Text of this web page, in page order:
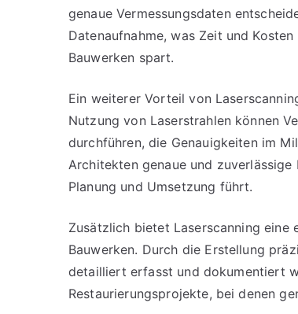
genaue Vermessungsdaten
Datenaufnahme, was Zeit und
Bauwerken spart.
Ein weiterer Vorteil von
Nutzung von Laserstrahlen können
durchführen, die Genauigkeiten im
Architekten genaue und
Planung und Umsetzung führt.
Zusätzlich bietet Laserscanning
Bauwerken. Durch die Erstellung
detailliert erfasst und dokumentiert
Restaurierungsprojekte, bei denen